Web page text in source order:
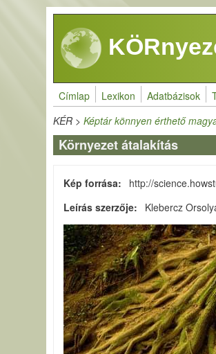
Ugrás a tartalomra
Címlap Lexikon Adatbázisok
KÉR >Képtár könnyen érthető
Környezet átalakítás
Kép forrása
http://
Leírás szerzője
Klebercz